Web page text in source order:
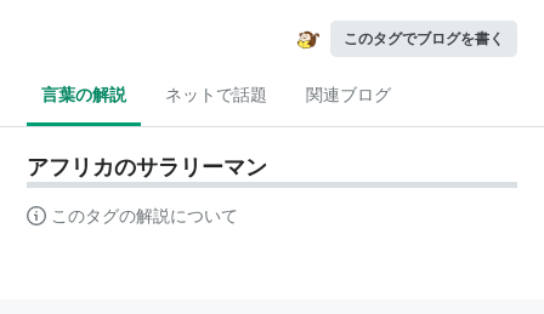
このタグでブログを書く
言葉の解説 ネットで話題 関連ブログ
アフリカのサラリーマン
このタグの解説について